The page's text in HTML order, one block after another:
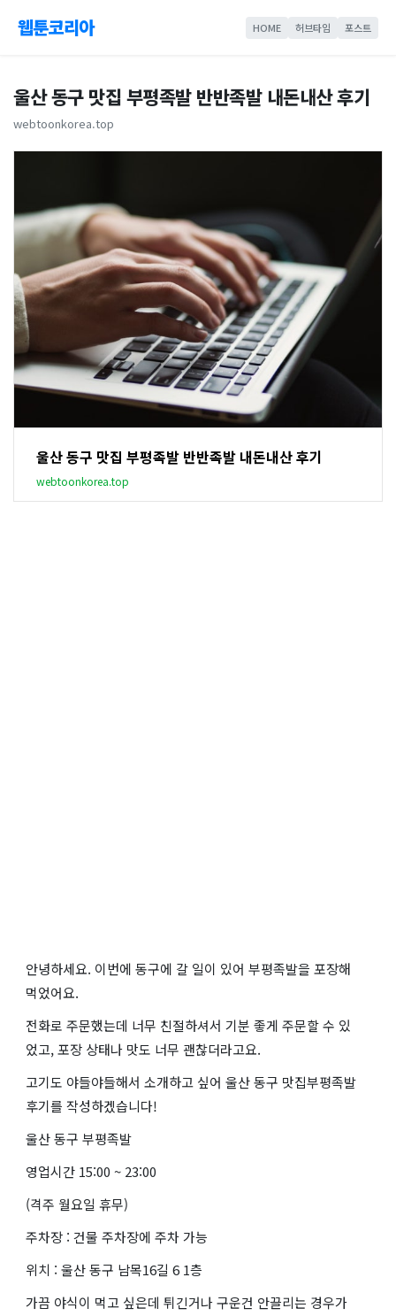
웹툰코리아 HOME 허브타임 포스트
울산 동구 맛집 부평족발 반반족발 내돈내산 후기
webtoonkorea.top
울산 동구 맛집 부평족발 반반족발 내돈내산 후기
webtoonkorea.top
안녕하세요. 이번에 동구에 갈 일이 있어 부평족발을 포장해
먹었어요.
전화로 주문했는데 너무 친절하셔서 기분 좋게 주문할 수 있
었고, 포장 상태나 맛도 너무 괜찮더라고요.
고기도 야들야들해서 소개하고 싶어 울산 동구 맛집부평족발
후기를 작성하겠습니다!
울산 동구 부평족발
영업시간 15:00 ~ 23:00
(격주 월요일 휴무)
주차장 : 건물 주차장에 주차 가능
위치 : 울산 동구 남목16길 6 1층
가끔 야식이 먹고 싶은데 튀긴거나 구운건 안끌리는 경우가